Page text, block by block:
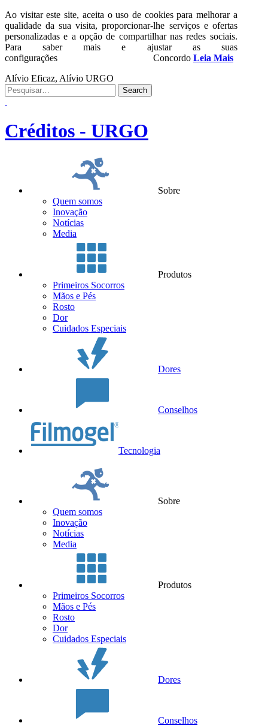
Ao visitar este site, aceita o uso de cookies para melhorar a
qualidade da sua visita, proporcionar-lhe serviços e ofertas
personalizadas e a opção de compartilhar nas redes sociais.
Para saber mais e ajustar as suas
configurações
Concordo Leia Mais
Alívio Eficaz, Alívio URGO
Créditos - URGO
Sobre
Quem somos
Inovação
Notícias
Media
Produtos
Primeiros Socorros
Mãos e Pés
Rosto
Dor
Cuidados Especiais
Dores
Conselhos
Tecnologia
Sobre
Quem somos
Inovação
Notícias
Media
Produtos
Primeiros Socorros
Mãos e Pés
Rosto
Dor
Cuidados Especiais
Dores
Conselhos